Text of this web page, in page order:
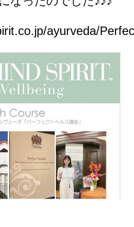
ayurveda/